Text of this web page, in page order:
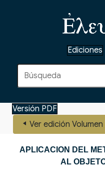
Ediciones
Versión PDF
Ver edición
APLICACION DEL
AL